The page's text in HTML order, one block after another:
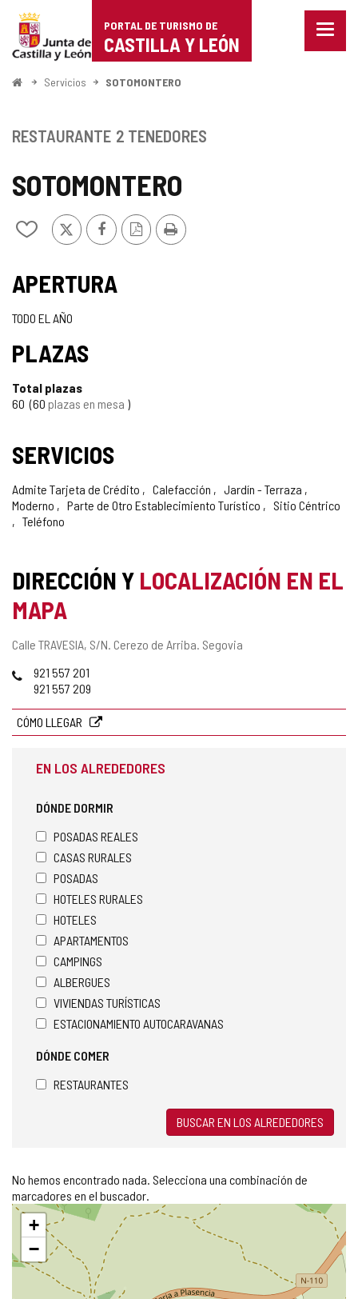
Portal
de
Turismo
Castilla
León
PORTAL DE TURISMO DE
CASTILLA Y LEÓN
Menu
InicioServicios SOTOMONTERO
SOTOMONTERO
Añadir/quitar
cuadernos
X FacebookVersión
PDF
Imprimir
TIPO
RESTAURANTE 2 TENEDORES
APERTURA
TODO EL AÑO
PLAZAS
Total plazas
60 60 plazas en mesa
SERVICIOS
Admite Tarjeta de Crédito Calefacción
Jardín - Terraza
Moderno
Parte de Otro Establecimiento Turístico
Sitio Céntrico
Teléfono
DIRECCIÓN Y LOCALIZACIÓN EN EL
MAPA
Dirección
Calle TRAVESIA, S/N. Cerezo de Arriba. Segovia
Teléfonos
921 557 201
921 557 209
CÓMO LLEGAR
EN LOS ALREDEDORES
DÓNDE DORMIR
POSADAS REALES
CASAS RURALES
POSADAS
HOTELES RURALES
HOTELES
APARTAMENTOS
CAMPINGS
ALBERGUES
VIVIENDAS TURÍSTICAS
ESTACIONAMIENTO AUTOCARAVANAS
DÓNDE COMER
RESTAURANTES
BUSCAR EN LOS ALREDEDORES
No hemos encontrado nada. Selecciona una combinación de
marcadores en el buscador.
Saltar
mapa
+
−